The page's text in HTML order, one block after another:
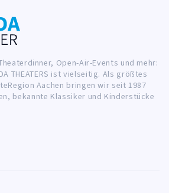
Open-Air-Events und mehr:
THEATERS ist vielseitig. Als größtes
Aachen bringen wir seit 1987
bekannte Klassiker und Kinderstücke